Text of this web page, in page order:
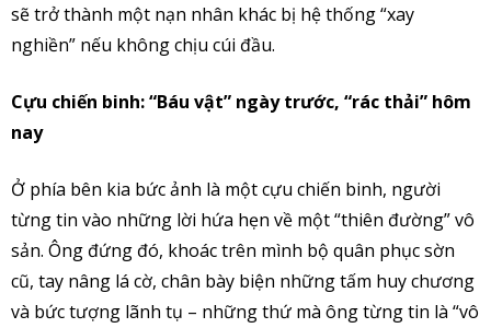
sẽ trở thành một nạn nhân khác bị hệ thống “xay
nghiền” nếu không chịu cúi đầu.
Cựu chiến binh: “Báu vật” ngày trước, “rác thải” hôm
nay
Ở phía bên kia bức ảnh là một cựu chiến binh, người
từng tin vào những lời hứa hẹn về một “thiên đường” vô
sản. Ông đứng đó, khoác trên mình bộ quân phục sờn
cũ, tay nâng lá cờ, chân bày biện những tấm huy chương
và bức tượng lãnh tụ – những thứ mà ông từng tin là “vô